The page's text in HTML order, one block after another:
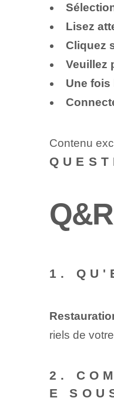
Lisez
Cliquez
Veuillez
Une fois
Contenu
1.
riels de
2.
E